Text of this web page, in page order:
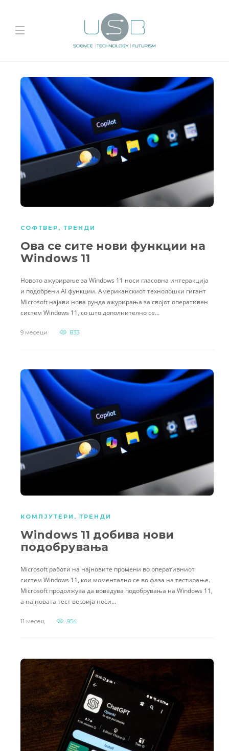
СОФТВЕР , ТРЕНДИ
Ова се сите нови функции на
Windows 11
Новото ажурирање за Windows 11 носи гласовна интеракција
и подобрени AI функции. Американскиот технолошки гигант
Microsoft најави нова рунда ажурирања за својот оперативен
систем Windows 11, со што дополнително се…
9 месеци 833
КОМПЈУТЕРИ , ТРЕНДИ
Windows 11 добива нови
подобрувања
Microsoft работи на најновите промени во оперативниот
систем Windows 11, кои моментално се во фаза на тестирање.
Microsoft продолжува да воведува подобрувања на Windows 11,
а најновата тест верзија носи…
11 месец 954